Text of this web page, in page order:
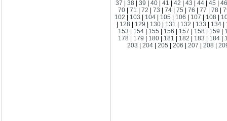
37
|38 |39 |40 |41 |42 |43 |44 |45 |
70
71 72 73 74 75 76 77 78
102
103 104 105 106 107 108
128 129 130 131 132 133 134
153
154 155 156 157 158 159
178
179 180 181 182 183 184
203
|204 |205 |206 |207 |208 |